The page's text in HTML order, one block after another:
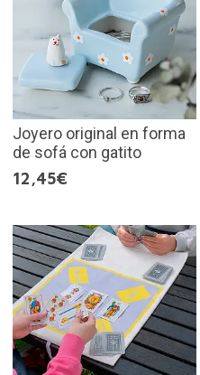
Joyero original en forma
de sofá con gatito
12,45€